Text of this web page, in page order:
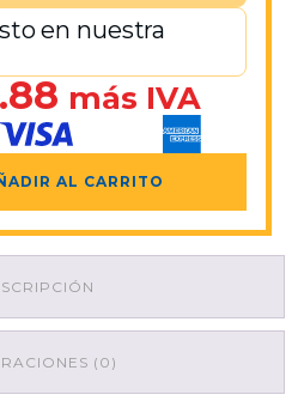
en nuestra
más IVA
AL CARRITO
(0)